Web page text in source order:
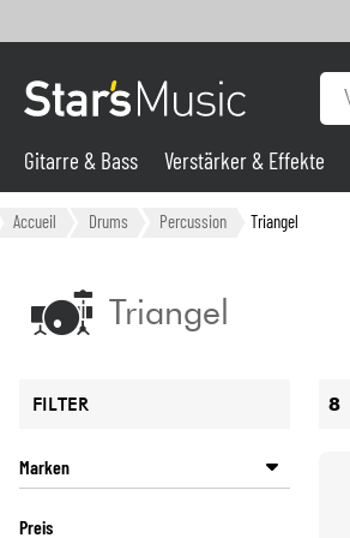
Gitarre & Bass
Violinen & Quartett
Gitarre & Bass Verstärker & Effekte
Accueil Drums Percussion Triangel
Triangel
FILTER
Marken
Preis
8